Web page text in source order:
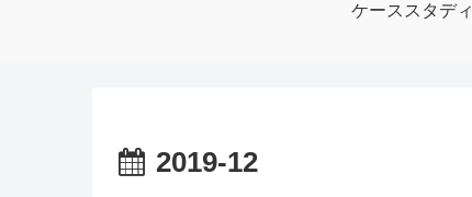
ケーススタディ
2019-12